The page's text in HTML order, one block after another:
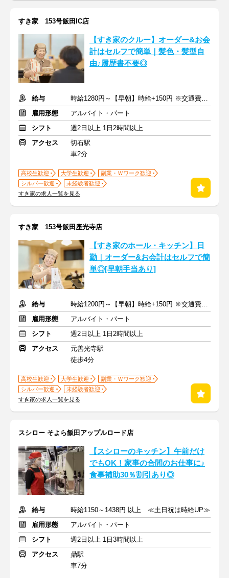
すき家 153号飯田IC店
【すき家のクルー】オーダー&お会
計はセルフで簡単｜髪色・髪型自
由♪履歴書不要◎
給与
時給1280円～【早朝】時給+150円 ※交通費支給
雇用形態
アルバイト・パート
シフト
週2日以上 1日2時間以上
アクセス
切石駅
車2分
高校生歓迎 大学生歓迎
副業・Ｗワーク歓迎
シルバー歓迎
未経験者歓迎
すき家の求人一覧を見る
すき家 153号飯田座光寺店
【すき家のホール・キッチン】日
勤｜オーダー&お会計はセルフで簡
単◎[早朝手当あり]
給与
時給1200円～【早朝】時給+150円 ※交通費支給
雇用形態
アルバイト・パート
シフト
週2日以上 1日2時間以上
アクセス
元善光寺駅
徒歩4分
高校生歓迎 大学生歓迎
副業・Ｗワーク歓迎
シルバー歓迎
未経験者歓迎
すき家の求人一覧を見る
スシロー そよら飯田アップルロード店
【スシローのキッチン】午前だけ
でもOK！家事の合間のお仕事に♪
食事補助30％割引あり◎
給与
時給1150～1438円 以上 ≪土日祝は時給UP≫
雇用形態
アルバイト・パート
シフト
週2日以上 1日3時間以上
アクセス
鼎駅
車7分